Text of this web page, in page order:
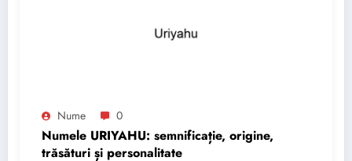
Nume 0
Numele URIYAHU: semnificație, origine,
trăsături și personalitate